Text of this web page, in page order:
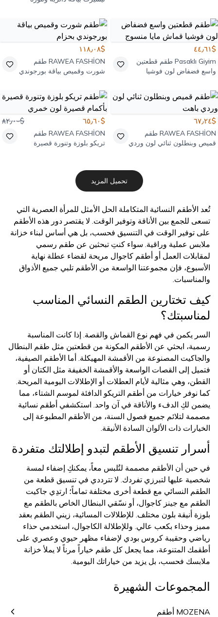
$٤٤٫٦١
Pasaklı Giyim طقم قطعتين
واسع فضفاض لون فوشيا
$١١٨٫٠٨
RAWEA FASHİON طقم
شورت وقميص بياقة بورجوندي
$٦٧٫٢٤
RAWEA FASHİON طقم
قميص وبنطلون ثنائي لون وردي
$٦٥٫٦٠ $٨٢٫٠٠
RAWEA FASHİON طقم
تريكو بلوزة وتنورة قصيرة
تحميل المزيد
تُعد الأطقم النسائية المتكاملة الحل الأمثل للمرأة العصرية التي
تسعى للجمع بين الأناقة وتوفير الوقت. لا يقتصر دور هذه الأطقم
على توفير الوقت في التنسيق فحسب، بل هي أساس لبناء خزانة
ملابس عملية وراقية. سواء كنتِ تبحثين عن طقم رسمي
لمقابلات العمل أو أطقم كاجوال مريحة لقضاء عطلة نهاية
الأسبوع، فإن مجموعتنا الواسعة من الأطقم تلبي جميع الأذواق
والمناسبات.
كيف تختارين الطقم النسائي المناسب
لمناسبتك؟
السر يكمن في فهم نوع القماش والقصة. إذا كانت المناسبة
رسمية، ابحثي عن الأطقم المكونة من قطعتين مثل طقم البنطال
والجاكيت المصنوعة من الأقمشة المهيكلة. أما الأطقم الصيفية،
فتميل إلى القصات الواسعة والأقمشة الخفيفة مثل الكتان أو
القطن، وهي مثالية لأيام العطلات أو الإطلالات اليومية المريحة.
كما نوفر خيارات من أطقم التريكو الدافئة لموسم الشتاء، مما
يضمن لكِ الدفء والأناقة في آن واحد. استكشفي أطقم نسائية
مصممة لتلائم جميع فصول السنة، من الأطقم المطبوعة إلى
الخيارات ذات الألوان السادة الأنيقة.
أسرار تنسيق الأطقم لتبدو إطلالتك متفردة
في حين أن الأطقم مصممة لتُلبس معاً، يمكنكِ إضفاء لمسة
شخصية عليها لتبرزي تفردك. لا تترددي في تنسيق قطعة من
الطقم النسائي مع قطعة أخرى مختلفة تماماً؛ ارتدِي جاكيت
الطقم مع جينز كاجوال، أو نسّقي البنطال الخاص بالطقم مع
بلوزة أنيقة بلون مختلف. للإطلالات المسائية، زيني الطقم بعقد
مميز وحذاء بكعب عالي. وللإطلالة الكاجوال، استخدمي حذاء
رياضي وحقيبة كروس بودي لإضفاء مظهر حيوي وعصري على
أطقمك المتنوعة، مما يجعل كل طقم خياراً مرناً لا يملأ خزانة
ملابسك فحسب، بل يزيد من خياراتك اليومية.
المجموعات الشهيرة
MOZENA أطقم